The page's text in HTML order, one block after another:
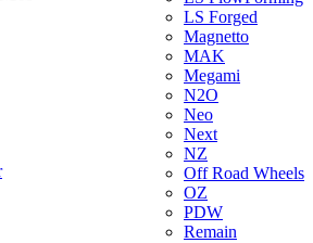
LS Forged
Magnetto
MAK
Megami
N2O
Neo
Next
NZ
Off Road Wheels
OZ
PDW
Remain